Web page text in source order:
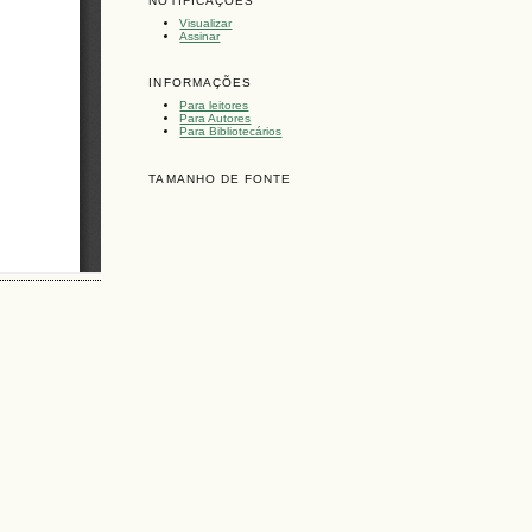
Visualizar
Assinar
INFORMAÇÕES
Para leitores
Para Autores
Para Bibliotecários
TAMANHO DE FONTE